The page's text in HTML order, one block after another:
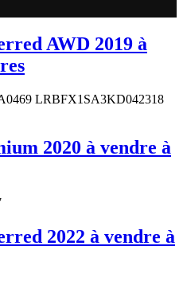
AWD 2019 à
LRBFX1SA3KD042318
2020 à vendre à
2022 à vendre à